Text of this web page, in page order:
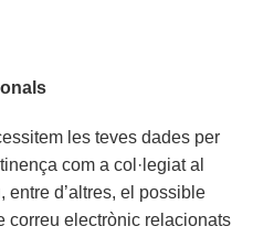
les teves dades per
com a col·legiat al
entre d’altres, el possible
correu electrònic relacionats